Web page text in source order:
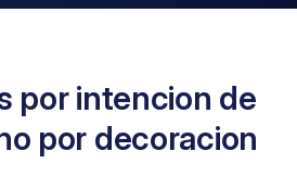
por intencion de
por decoracion